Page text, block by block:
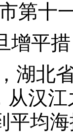
十一
增平措
湖北
从汉
平均